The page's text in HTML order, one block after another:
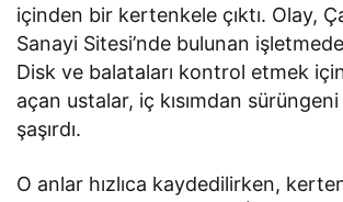
içinden bir kertenkele çıktı. Olay,
Sanayi Sitesi’nde bulunan
Disk ve balataları kontrol etmek
açan ustalar, iç kısımdan
şaşırdı.
O anlar hızlıca kaydedilirken,